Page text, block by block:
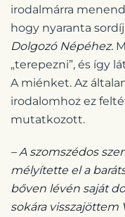
irodalmárra
hogy nyaranta
Dolgozó Népéhez.
„terepezni”, és így
A miénket. Az
irodalomhoz ez
mutatkozott.
– A szomszédos
mélyítette el a
bőven lévén saját
sokára visszajöttem